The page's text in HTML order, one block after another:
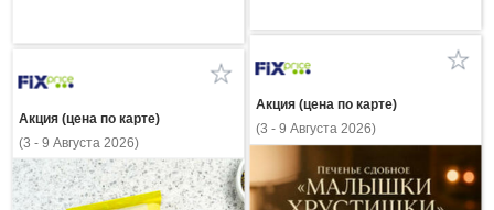
Акция (цена по карте)
(3 - 9 Августа 2026)
Акция (цена по карте)
(3 - 9 Августа 2026)